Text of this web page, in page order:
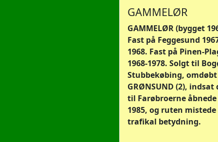
GAMMELØR
GAMMELØR (bygget
Fast på Feggesund
1968. Fast på Pinen-
1968-1978. Solgt til
Stubbekøbing,
GRØNSUND (2), indsat
til Farøbroerne åbnede
1985, og ruten mistede
trafikal betydning.